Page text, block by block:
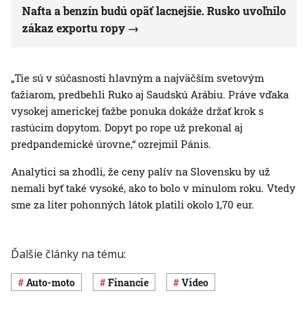
Nafta a benzín budú opäť lacnejšie. Rusko uvoľnilo
zákaz exportu ropy
„Tie sú v súčasnosti hlavným a najväčším svetovým
ťažiarom, predbehli Ruko aj Saudskú Arábiu. Práve vďaka
vysokej americkej ťažbe ponuka dokáže držať krok s
rastúcim dopytom. Dopyt po rope už prekonal aj
predpandemické úrovne,“ ozrejmil Pánis.
Analytici sa zhodli, že ceny palív na Slovensku by už
nemali byť také vysoké, ako to bolo v minulom roku. Vtedy
sme za liter pohonných látok platili okolo 1,70 eur.
Ďalšie články na tému:
auto-moto Financie Video